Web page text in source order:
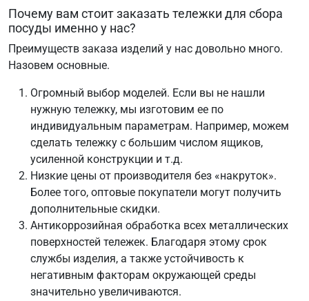
Почему вам стоит заказать тележки для сбора
посуды именно у нас?
Преимуществ заказа изделий у нас довольно много.
Назовем основные.
Огромный выбор моделей. Если вы не нашли
нужную тележку, мы изготовим ее по
индивидуальным параметрам. Например, можем
сделать тележку с большим числом ящиков,
усиленной конструкции и т.д.
Низкие цены от производителя без «накруток».
Более того, оптовые покупатели могут получить
дополнительные скидки.
Антикоррозийная обработка всех металлических
поверхностей тележек. Благодаря этому срок
службы изделия, а также устойчивость к
негативным факторам окружающей среды
значительно увеличиваются.